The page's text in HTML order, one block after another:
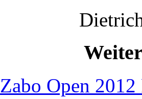
Zabo Open